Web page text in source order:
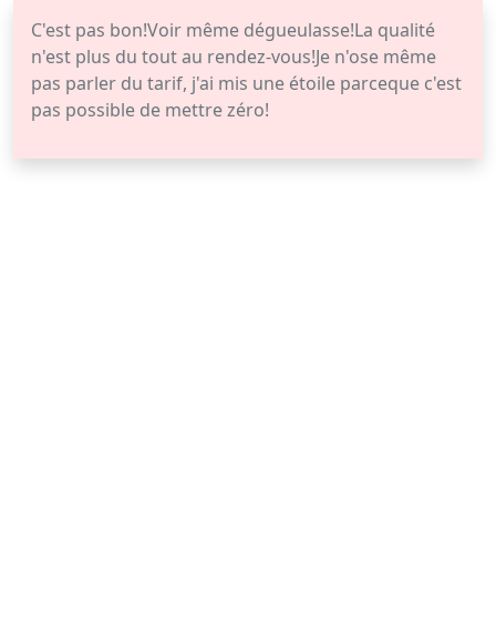
C'est pas bon!Voir même dégueulasse!La qualité
n'est plus du tout au rendez-vous!Je n'ose même
pas parler du tarif, j'ai mis une étoile parceque c'est
pas possible de mettre zéro!